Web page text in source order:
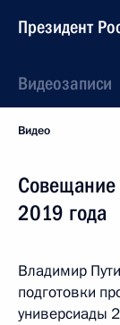
Президент
Видеозаписи
Видео
Совещание
2019 года
Владимир
подготовки
универсиады